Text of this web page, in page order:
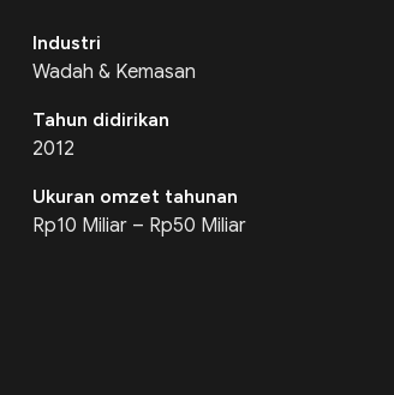
Industri
Wadah & Kemasan
Tahun didirikan
2012
Ukuran omzet tahunan
Rp10 Miliar – Rp50 Miliar